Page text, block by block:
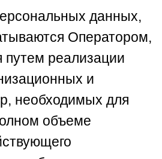
данных,
Оператором,
путем реализации
и
необходимых для
объеме